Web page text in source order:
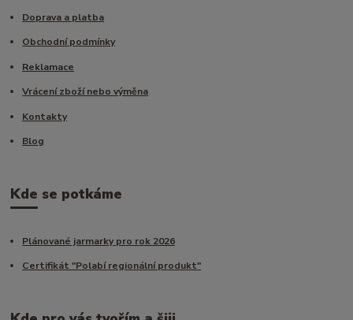
Doprava a platba
Obchodní podmínky
Reklamace
Vrácení zboží nebo výměna
Kontakty
Blog
Kde se potkáme
Plánované jarmarky pro rok 2026
Certifikát "Polabí regionální produkt"